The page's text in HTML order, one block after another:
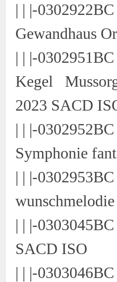
| | |-
Gewandhaus
| | |-
Kegel
2023 SACD
| | |-
Symphonie
| | |-
| | |-
SACD ISO
| | |-